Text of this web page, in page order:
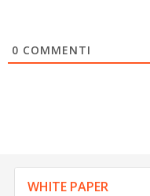
0 COMMENTI
WHITE PAPER